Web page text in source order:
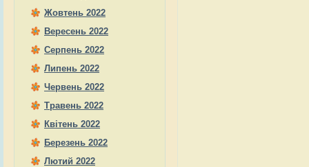
Жовтень 2022
Вересень 2022
Серпень 2022
Липень 2022
Червень 2022
Травень 2022
Квітень 2022
Березень 2022
Лютий 2022